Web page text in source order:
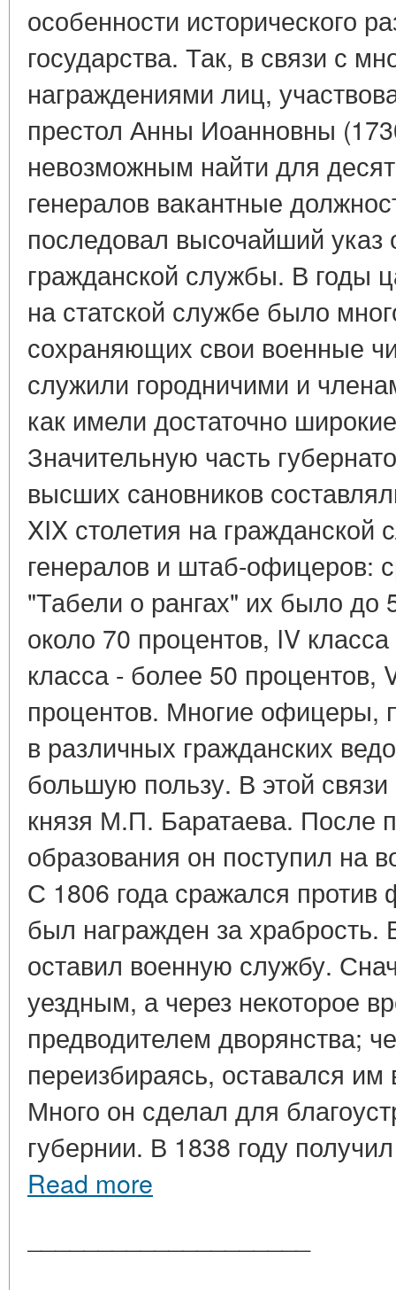
особенности исторического
государства. Так, в связи с
награждениями лиц,
престол Анны Иоанновны
невозможным найти для
генералов вакантные
последовал высочайший
гражданской службы. В годы
на статской службе было
сохраняющих свои военные
служили городничими и
как имели достаточно
Значительную часть
высших сановников
XIX столетия на гражданской
генералов и штаб-офицеров:
"Табели о рангах" их было до
около 70 процентов, IV
класса - более 50 процентов,
процентов. Многие офицеры,
в различных гражданских
большую пользу. В этой связи
князя М.П. Баратаева. После
образования он поступил на
С 1806 года сражался против
был награжден за храбрость.
оставил военную службу.
уездным, а через некоторое
предводителем дворянства;
переизбираясь, оставался им
Много он сделал для
губернии. В 1838 году
Read more